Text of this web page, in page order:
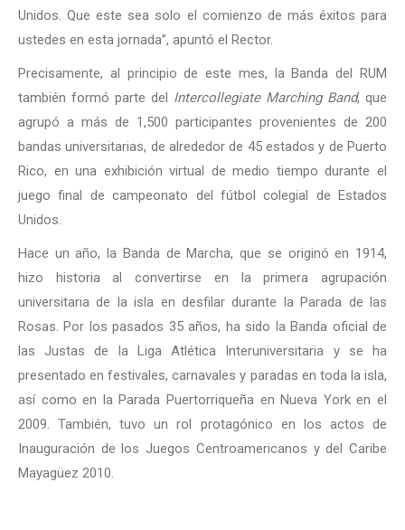
Unidos. Que este sea solo el comienzo de más éxitos para
ustedes en esta jornada”, apuntó el Rector.
Precisamente, al principio de este mes, la Banda del RUM
también formó parte del Intercollegiate Marching Band, que
agrupó a más de 1,500 participantes provenientes de 200
bandas universitarias, de alrededor de 45 estados y de Puerto
Rico, en una exhibición virtual de medio tiempo durante el
juego final de campeonato del fútbol colegial de Estados
Unidos.
Hace un año, la Banda de Marcha, que se originó en 1914,
hizo historia al convertirse en la primera agrupación
universitaria de la isla en desfilar durante la Parada de las
Rosas. Por los pasados 35 años, ha sido la Banda oficial de
las Justas de la Liga Atlética Interuniversitaria y se ha
presentado en festivales, carnavales y paradas en toda la isla,
así como en la Parada Puertorriqueña en Nueva York en el
2009. También, tuvo un rol protagónico en los actos de
Inauguración de los Juegos Centroamericanos y del Caribe
Mayagüez 2010.